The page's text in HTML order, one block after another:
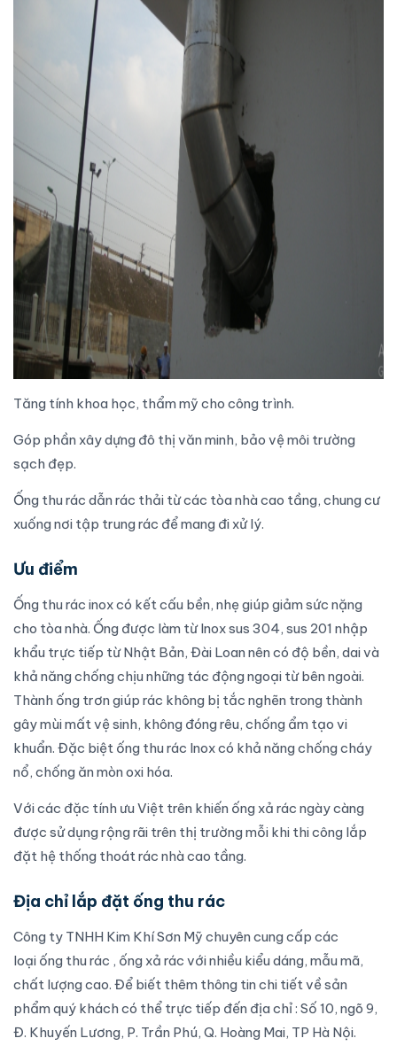
Tăng tính khoa học, thẩm mỹ cho công trình.
Góp phần xây dựng đô thị văn minh, bảo vệ môi trường
sạch đẹp.
Ống thu rác dẫn rác thải từ các tòa nhà cao tầng, chung cư
xuống nơi tập trung rác để mang đi xử lý.
Ưu điểm
Ống thu rác inoxcó kết cấu bền, nhẹ giúp giảm sức nặng
cho tòa nhà. Ống được làm từ Inox sus 304, sus 201 nhập
khẩu trực tiếp từ Nhật Bản, Đài Loan nên có độ bền, dai và
khả năng chống chịu những tác động ngoại từ bên ngoài.
Thành ống trơn giúp rác không bị tắc nghẽn trong thành
gây mùi mất vệ sinh, không đóng rêu, chống ẩm tạo vi
khuẩn. Đặc biệt ống thu rác Inoxcó khả năng chống cháy
nổ, chống ăn mòn oxi hóa.
Với các đặc tính ưu Việt trên khiến ống xả rác ngày càng
được sử dụng rộng rãi trên thị trường mỗi khi thi công lắp
đặt hệ thống thoát rác nhà cao tầng.
Địa chỉ lắp đặt ống thu rác
Công ty TNHH Kim Khí Sơn Mỹ chuyên cung cấp các
loại ống thu rác , ống xả rác với nhiều kiểu dáng, mẫu mã,
chất lượng cao. Để biết thêm thông tin chi tiết về sản
phẩm quý khách có thể trực tiếp đến địa chỉ : Số 10, ngõ 9,
Đ. Khuyến Lương, P. Trần Phú, Q. Hoàng Mai, TP Hà Nội.